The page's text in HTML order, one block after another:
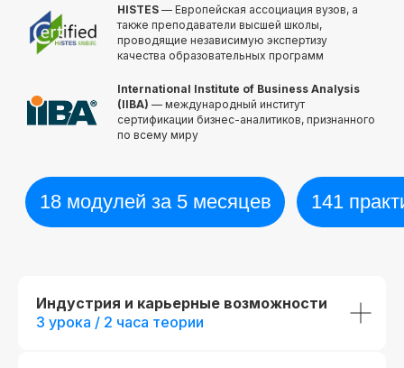
HISTES — Европейская ассоциация вузов, а
также преподаватели высшей школы,
проводящие независимую экспертизу
качества образовательных программ
International Institute of Business Analysis
(IIBA) — международный институт
сертификации бизнес-аналитиков, признанного
по всему миру
Индустрия и карьерные возможности
3 урока / 2 часа теории
Лицензия на осуществление
образовательной деятельности№
профессионального развития
регистрации
Диплом о прохождении курса
Удостоверение о
квалификации